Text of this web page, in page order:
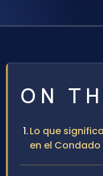
ON
Lo que
en el